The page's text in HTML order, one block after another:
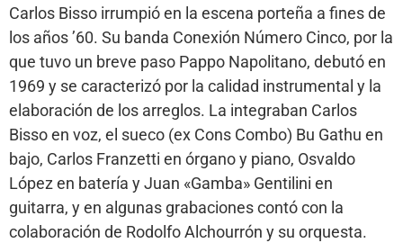
Carlos Bisso irrumpió en la escena porteña a fines de
los años ’60. Su banda Conexión Número Cinco, por la
que tuvo un breve paso Pappo Napolitano, debutó en
1969 y se caracterizó por la calidad instrumental y la
elaboración de los arreglos. La integraban Carlos
Bisso en voz, el sueco (ex Cons Combo) Bu Gathu en
bajo, Carlos Franzetti en órgano y piano, Osvaldo
López en batería y Juan «Gamba» Gentilini en
guitarra, y en algunas grabaciones contó con la
colaboración de Rodolfo Alchourrón y su orquesta.